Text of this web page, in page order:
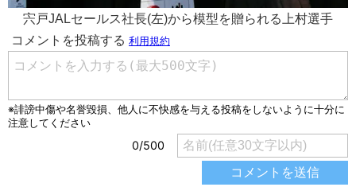
宍戸JALセールス社長(左)から模型を贈られる上村選手